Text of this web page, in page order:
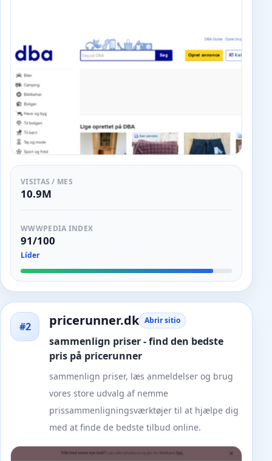
VISITAS / MES
10.9M
WWWPEDIA INDEX
91/100
Líder
#2 pricerunner.dk Abrir sitio
sammenlign priser - find den bedste
pris på pricerunner
sammenlign priser, læs anmeldelser og brug
vores store udvalg af nemme
prissammenligningsværktøjer til at hjælpe dig
med at finde de bedste tilbud online.